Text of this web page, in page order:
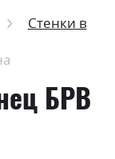
Стенки в
БРВ